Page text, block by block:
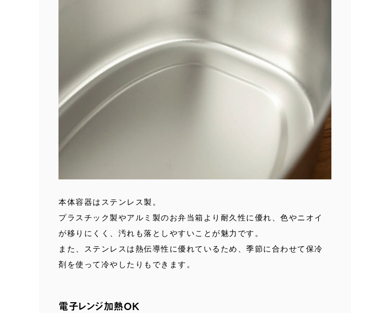
本体容器はステンレス製。
プラスチック製やアルミ製のお弁当箱より耐久性に優れ、色やニオイ
が移りにくく、汚れも落としやすいことが魅力です。
また、ステンレスは熱伝導性に優れているため、季節に合わせて保冷
剤を使って冷やしたりもできます。
電子レンジ加熱OK